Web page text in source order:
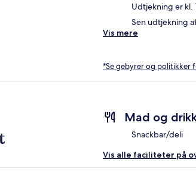
Udtjekning er kl.
Sen udtjekning
Vis mere
*Se gebyrer og politikker
Mad og
Snackbar/deli
Vis alle faciliteter på